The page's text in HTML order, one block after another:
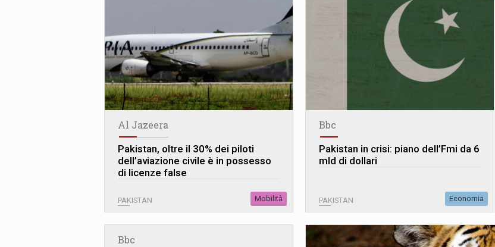
Al Jazeera
Pakistan, oltre il 30% dei piloti
dell’aviazione civile è in possesso
di licenze false
PAKISTAN Mobilità
Bbc
Pakistan in crisi: piano dell’Fmi da 6
mld di dollari
PAKISTAN Economia
Bbc